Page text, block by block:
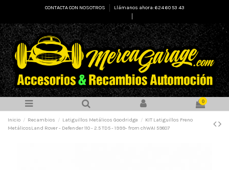
CONTACTA CON NOSOTROS
Llámanos ahora: 624 60 53 43
0
Inicio Recambios Latiguillos Metálicos Goodridge
KIT Latiguillos Freno
MetálicosLand Rover - Defender 110 - 2.5 TD5 - 1999- from chWAI 59807